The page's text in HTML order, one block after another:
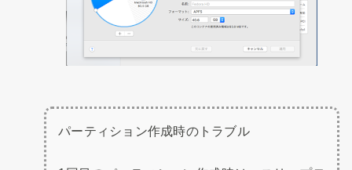
パーティション作成時のトラブル